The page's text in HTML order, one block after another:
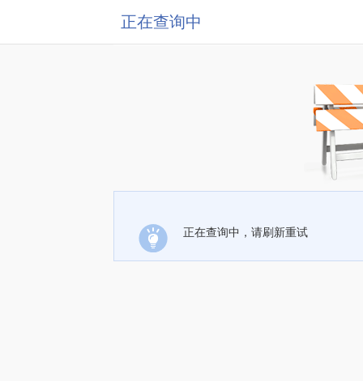
正在查询中
正在查询中，请刷新重试